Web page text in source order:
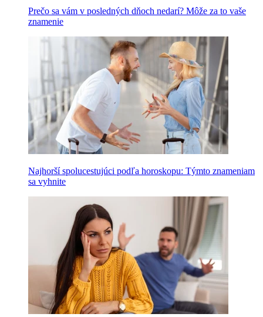
Prečo sa vám v posledných dňoch nedarí? Môže za to vaše
znamenie
Najhorší spolucestujúci podľa horoskopu: Týmto znameniam
sa vyhnite